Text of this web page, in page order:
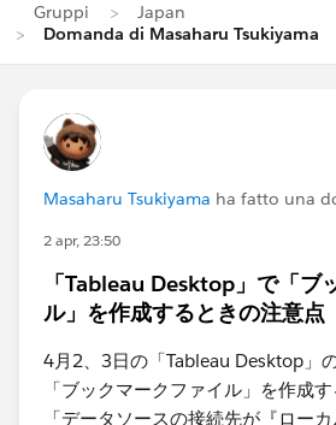
Gruppi
Japan
Domanda di Masaharu Tsukiyama
Masaharu Tsukiyama ha fatto una
2 apr, 23:50
「Tableau Desktop」で「ブ
ル」を作成するときの注意点
4月2、3日の「Tableau Desktop」
「ブックマークファイル」を作成
「データソースの接続先が『ロー